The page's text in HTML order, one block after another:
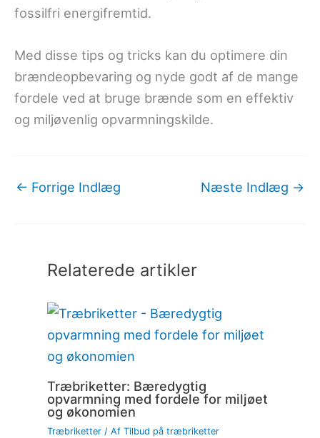
fossilfri energifremtid.
Med disse tips og tricks kan du optimere din
brændeopbevaring og nyde godt af de mange
fordele ved at bruge brænde som en effektiv
og miljøvenlig opvarmningskilde.
← Forrige Indlæg Næste Indlæg →
Relaterede artikler
Træbriketter: Bæredygtig
opvarmning med fordele for miljøet
og økonomien
Træbriketter/ Af Tilbud på træbriketter